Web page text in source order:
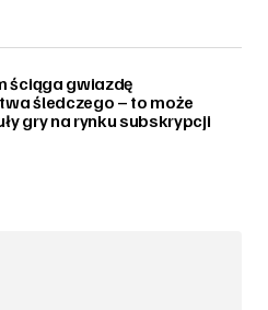
ściąga gwiazdę
śledczego – to może
gry na rynku subskrypcji